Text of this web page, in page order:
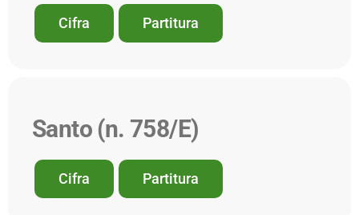
Cifra Partitura
Santo (n. 758/E)
Cifra Partitura